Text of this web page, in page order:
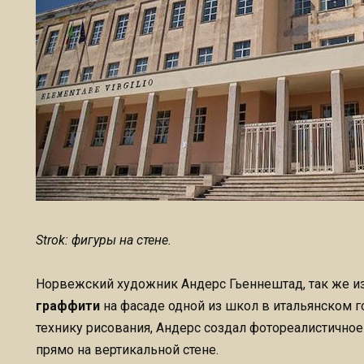
Strok: фигуры на стене.
Норвежский художник Андерс Гьеннештад, так же
граффити на фасаде одной из школ в итальянском
технику рисования, Андерс создал
прямо на вертикальной стене.